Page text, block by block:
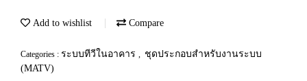
Add to wishlist Compare
Categories : ระบบทีวีในอาคาร , ชุดประกอบสำหรับงานระบบ
(MATV)